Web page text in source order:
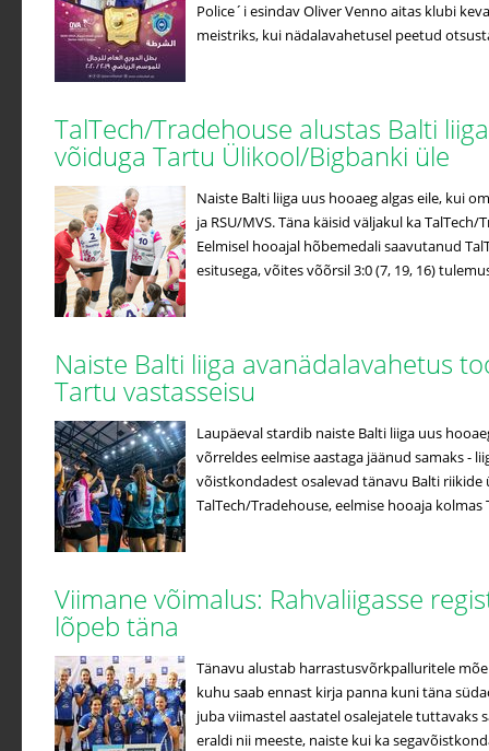
Police´i esindav Oliver Venno aitas klubi
meistriks, kui nädalavahetusel peetud
TalTech/Tradehouse alustas Balti
võiduga Tartu Ülikool/Bigbanki üle
Naiste Balti liiga uus hooaeg algas eile, kui
ja RSU/MVS. Täna käisid väljakul ka
Eelmisel hooajal hõbemedali saavutanud
esitusega, võites võõrsil 3:0 (7, 19, 16)
Naiste Balti liiga avanädalavahetus
Tartu vastasseisu
Laupäeval stardib naiste Balti liiga uus
võrreldes eelmise aastaga jäänud samaks -
võistkondadest osalevad tänavu Balti
TalTech/Tradehouse, eelmise hooaja
Viimane võimalus: Rahvaliigasse
lõpeb täna
Tänavu alustab harrastusvõrkpalluritele
kuhu saab ennast kirja panna kuni täna
juba viimastel aastatel osalejatele tuttavaks
eraldi nii meeste, naiste kui ka